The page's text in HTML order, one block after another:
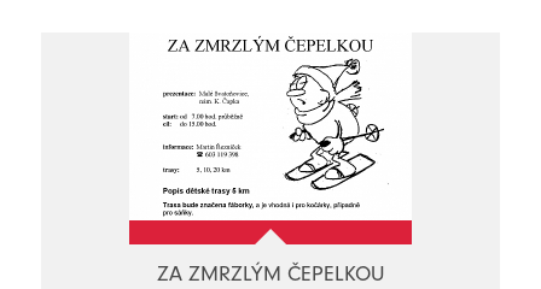
ZA ZMRZLÝM ČEPELKOU